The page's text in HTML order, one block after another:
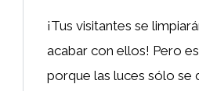
¡Tus visitantes se
acabar con ellos! Pero
porque las luces sólo se